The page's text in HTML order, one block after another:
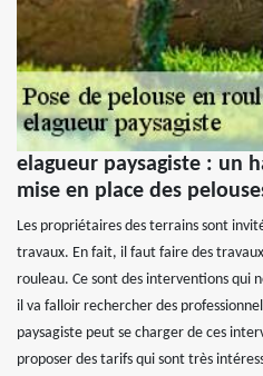
elagueur paysagiste : un
mise en place des
Les propriétaires des terrains sont
travaux. En fait, il faut faire des
rouleau. Ce sont des interventions qui
il va falloir rechercher des
paysagiste peut se charger de ces
proposer des tarifs qui sont très